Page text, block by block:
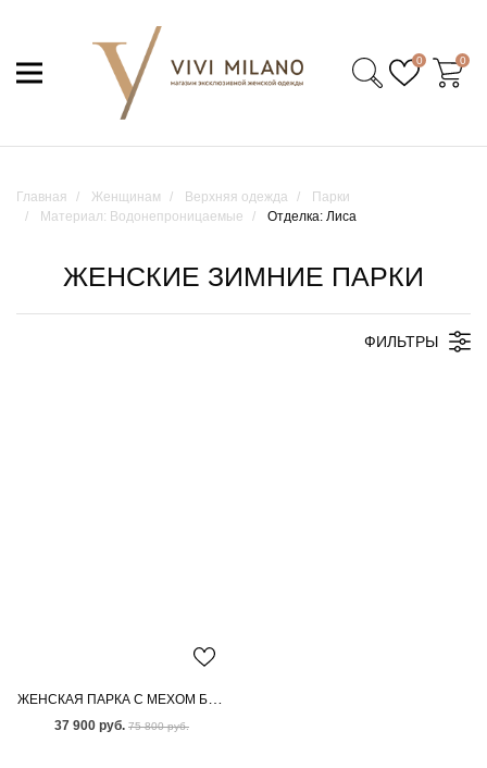
0 0
Главная Женщинам Верхняя одежда
Парки
Материал: Водонепроницаемые
Отделка: Лиса
ЖЕНСКИЕ ЗИМНИЕ ПАРКИ
ФИЛЬТРЫ
ЖЕНСКАЯ ПАРКА С МЕХОМ БЕНГАЛЬСКОЙ ЛИСЫ
37 900 руб. 75 800 руб.